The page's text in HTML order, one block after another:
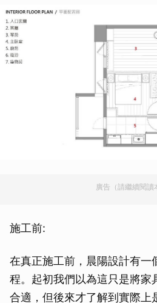
廣告（請繼續閱讀
施工前:
在真正施工前，晨陽設計有一
程。起初我們以為這只是將家
合適，但後來才了解到實際上